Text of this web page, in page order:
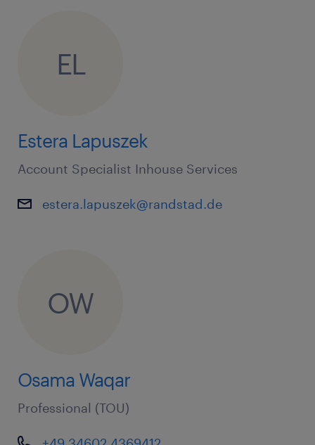
EL
Estera Lapuszek
Account Specialist Inhouse Services
estera.lapuszek@randstad.de
OW
Osama Waqar
Professional (TOU)